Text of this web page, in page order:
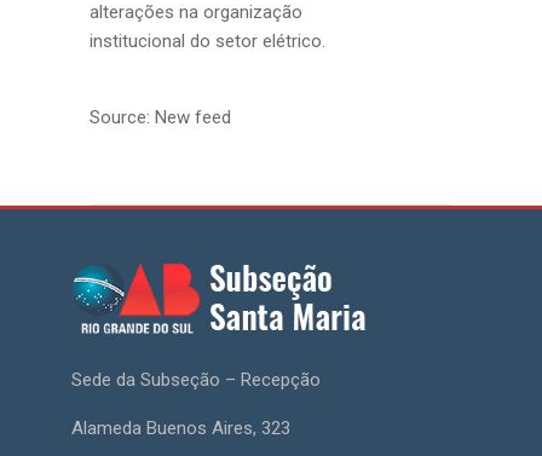
alterações na organização
institucional do setor elétrico.
Source: New feed
Sede da Subseção – Recepção
Alameda Buenos Aires, 323